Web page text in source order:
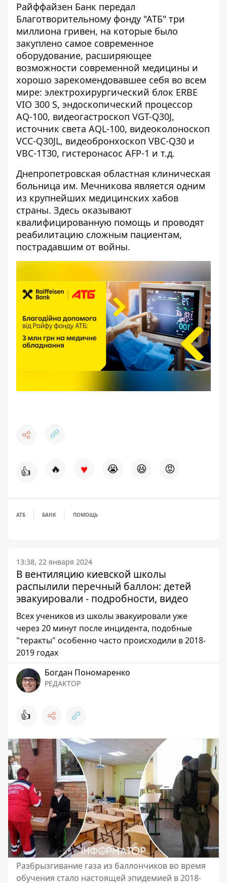
Райффайзен Банк передал
Благотворительному фонду "АТБ" три
миллиона гривен, на которые было
закуплено самое современное
оборудование, расширяющее
возможности современной медицины и
хорошо зарекомендовавшее себя во всем
мире: электрохирургический блок ERBE
VIO 300 S, эндоскопический процессор
AQ-100, видеогастроскоп VGT-Q30J,
источник света AQL-100, видеоколоноскоп
VCC-Q30JL, видеобронхоскоп VBC-Q30 и
VBC-1T30, гистеронасос AFP-1 и т.д.
Днепропетровская областная клиническая
больница им. Мечникова является одним
из крупнейших медицинских хабов
страны. Здесь оказывают
квалифицированную помощь и проводят
реабилитацию сложным пациентам,
пострадавшим от войны.
👍 🔥 ♥ 😭 😆 😡
АТБ БАНК ПОМОЩЬ
13:38, 22 января 2024
В вентиляцию киевской школы
распылили перечный баллон: детей
эвакуировали - подробности, видео
Всех учеников из школы эвакуировали уже
через 20 минут после инцидента, подобные
"теракты" особенно часто происходили в 2018-
2019 годах
Богдан Пономаренко
РЕДАКТОР
👍
Разбрызгивание газа из баллончиков во время
обучения стало настоящей эпидемией в 2018-